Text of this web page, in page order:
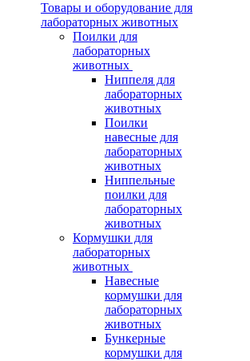
Товары и оборудование для
лабораторных животных
Поилки для
лабораторных
животных
Ниппеля для
лабораторных
животных
Поилки
навесные для
лабораторных
животных
Ниппельные
поилки для
лабораторных
животных
Кормушки для
лабораторных
животных
Навесные
кормушки для
лабораторных
животных
Бункерные
кормушки для